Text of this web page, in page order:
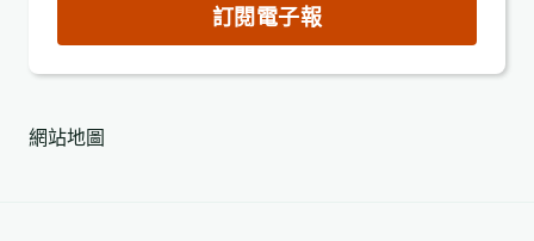
件
地
(必
訂閱電子報
網站地圖